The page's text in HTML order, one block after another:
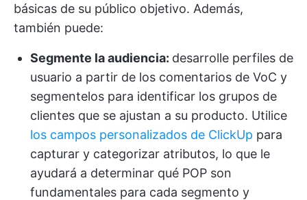
básicas de su público objetivo. Además,
también puede:
Segmente la audiencia: desarrolle perfiles de
usuario a partir de los comentarios de VoC y
segmentelos para identificar los grupos de
clientes que se ajustan a su producto. Utilice
los campos personalizados de ClickUp para
capturar y categorizar atributos, lo que le
ayudará a determinar qué POP son
fundamentales para cada segmento y